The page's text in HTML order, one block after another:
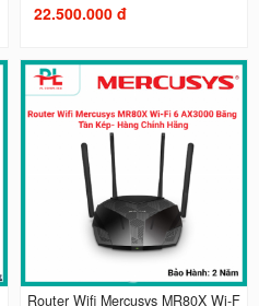
22.500.000 đ
Router Wifi Mercusys MR80X Wi-F